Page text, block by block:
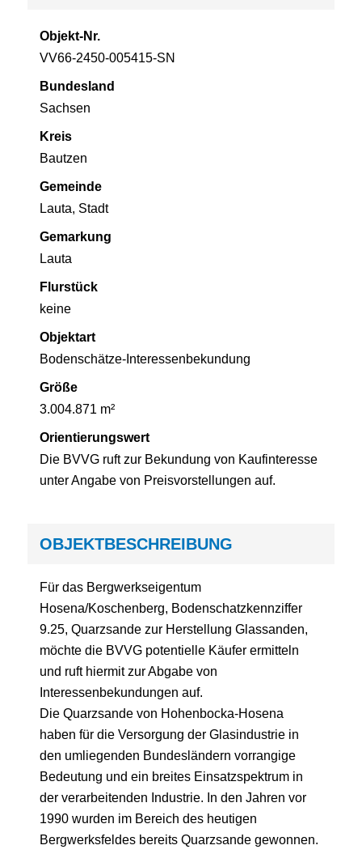
Objekt-Nr.
VV66-2450-005415-SN
Bundesland
Sachsen
Kreis
Bautzen
Gemeinde
Lauta, Stadt
Gemarkung
Lauta
Flurstück
keine
Objektart
Bodenschätze-Interessenbekundung
Größe
3.004.871 m²
Orientierungswert
Die BVVG ruft zur Bekundung von Kaufinteresse
unter Angabe von Preisvorstellungen auf.
OBJEKT­BESCHREIBUNG
Für das Bergwerkseigentum
Hosena/Koschenberg, Bodenschatzkennziffer
9.25, Quarzsande zur Herstellung Glassanden,
möchte die BVVG potentielle Käufer ermitteln
und ruft hiermit zur Abgabe von
Interessenbekundungen auf.
Die Quarzsande von Hohenbocka-Hosena
haben für die Versorgung der Glasindustrie in
den umliegenden Bundesländern vorrangige
Bedeutung und ein breites Einsatzspektrum in
der verarbeitenden Industrie. In den Jahren vor
1990 wurden im Bereich des heutigen
Bergwerksfeldes bereits Quarzsande gewonnen.